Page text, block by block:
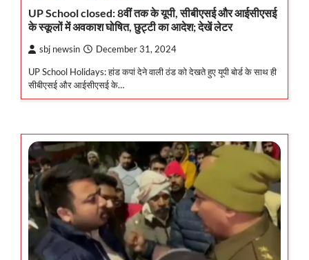
UP School closed: 8वीं तक के यूपी, सीबीएसई और आईसीएसई
के स्कूलों में अवकाश घोषित, छुट्टी का आदेश; देखें लेटर
sbj newsin December 31, 2024
UP School Holidays: हांड कपां देने वाली ठंड को देखते हुए यूपी बोर्ड के साथ ही
सीबीएसई और आईसीएसई के…